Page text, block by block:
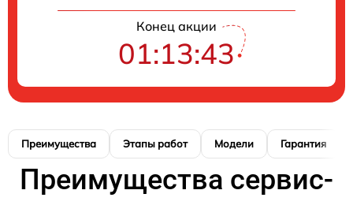
Конец акции
01:13:42
Преимущества Этапы работ Модели Гарантия
Преимущества сервис-